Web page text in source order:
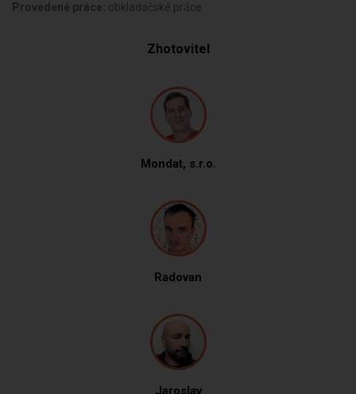
Provedené práce: obkladačské práce
Zhotovitel
Mondat, s.r.o.
Radovan
Jaroslav